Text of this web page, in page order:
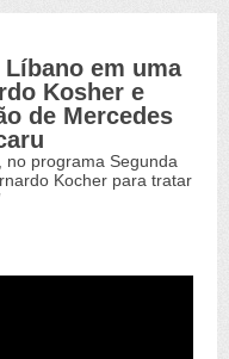
,Vídeosem uma
Kosher e
de Mercedes
no programa Segunda
Kocher para tratar